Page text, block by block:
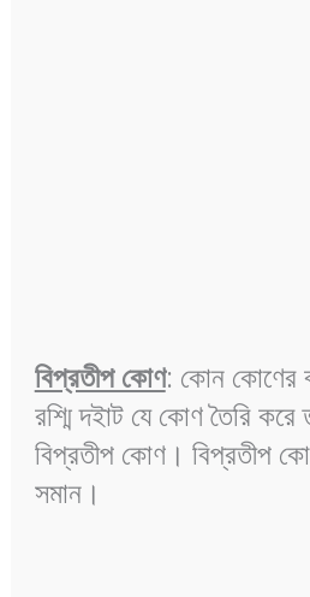
বিপ্রতীপ কোণ: কোন কোণের
রশ্মি দইাট যে কোণ তৈরি
বিপ্রতীপ কোণ। বিপ্রতীপ
সমান।